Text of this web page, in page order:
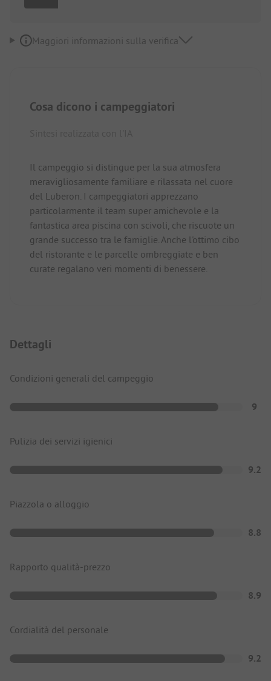
Maggiori informazioni sulla verifica
Cosa dicono i campeggiatori
Il campeggio si distingue per la sua atmosfera
meravigliosamente familiare e rilassata nel cuore
del Luberon. I campeggiatori apprezzano
particolarmente il team super amichevole e la
fantastica area piscina con scivoli, che riscuote un
grande successo tra le famiglie. Anche l'ottimo cibo
del ristorante e le parcelle ombreggiate e ben
curate regalano veri momenti di benessere.
Dettagli
Condizioni generali del campeggio
9
Pulizia dei servizi igienici
9.2
Piazzola o alloggio
8.8
Rapporto qualità-prezzo
8.9
Cordialità del personale
9.2